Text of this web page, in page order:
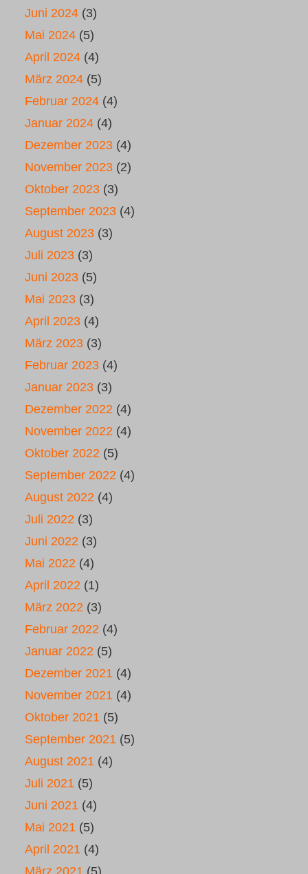
Juni 2024 (3)
Mai 2024 (5)
April 2024 (4)
März 2024 (5)
Februar 2024 (4)
Januar 2024 (4)
Dezember 2023 (4)
November 2023 (2)
Oktober 2023 (3)
September 2023 (4)
August 2023 (3)
Juli 2023 (3)
Juni 2023 (5)
Mai 2023 (3)
April 2023 (4)
März 2023 (3)
Februar 2023 (4)
Januar 2023 (3)
Dezember 2022 (4)
November 2022 (4)
Oktober 2022 (5)
September 2022 (4)
August 2022 (4)
Juli 2022 (3)
Juni 2022 (3)
Mai 2022 (4)
April 2022 (1)
März 2022 (3)
Februar 2022 (4)
Januar 2022 (5)
Dezember 2021 (4)
November 2021 (4)
Oktober 2021 (5)
September 2021 (5)
August 2021 (4)
Juli 2021 (5)
Juni 2021 (4)
Mai 2021 (5)
April 2021 (4)
März 2021 (5)